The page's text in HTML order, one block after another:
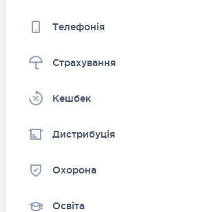
Телефонія
Страхування
Kешбек
Дистрибуція
Охорона
Освіта